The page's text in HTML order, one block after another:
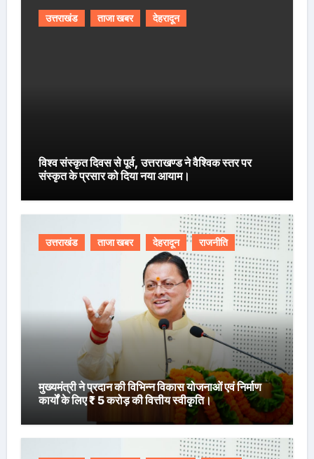
उत्तराखंड ताजा खबर देहरादून
विश्व संस्कृत दिवस से पूर्व, उत्तराखण्ड ने वैश्विक स्तर पर
संस्कृत के प्रसार को दिया नया आयाम।
उत्तराखंड ताजा खबर देहरादून राजनीति
मुख्यमंत्री ने प्रदान की विभिन्न विकास योजनाओं एवं निर्माण
कार्यों के लिए ₹ 5 करोड़ की वित्तीय स्वीकृति।